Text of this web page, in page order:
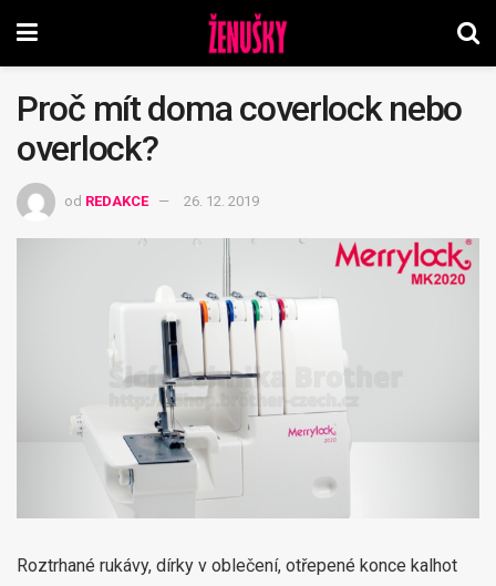
Proč mít doma coverlock nebo
overlock?
od REDAKCE 26. 12. 2019
Roztrhané rukávy, dírky v oblečení, otřepené konce kalhot